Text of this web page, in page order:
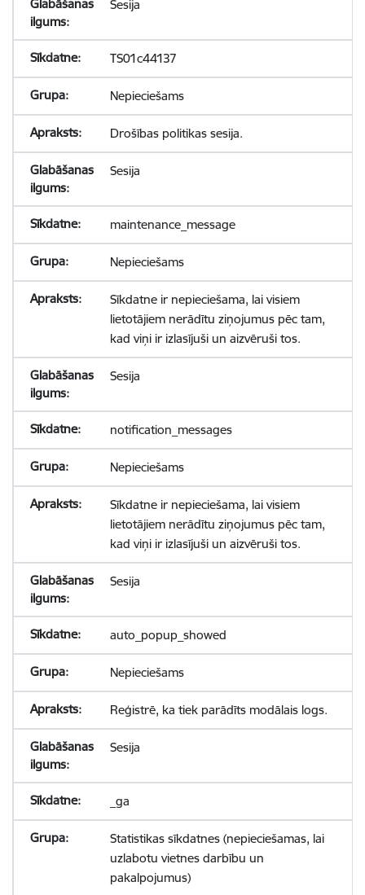
Sesija
TS01c44137
Nepieciešams
Drošības politikas sesija.
Sesija
maintenance_message
Nepieciešams
Sīkdatne ir nepieciešama, lai visiem
lietotājiem nerādītu ziņojumus pēc tam,
kad viņi ir izlasījuši un aizvēruši tos.
Sesija
notification_messages
Nepieciešams
Sīkdatne ir nepieciešama, lai visiem
lietotājiem nerādītu ziņojumus pēc tam,
kad viņi ir izlasījuši un aizvēruši tos.
Sesija
auto_popup_showed
Nepieciešams
Reģistrē, ka tiek parādīts modālais logs.
Sesija
_ga
Statistikas sīkdatnes (nepieciešamas, lai
uzlabotu vietnes darbību un
pakalpojumus)